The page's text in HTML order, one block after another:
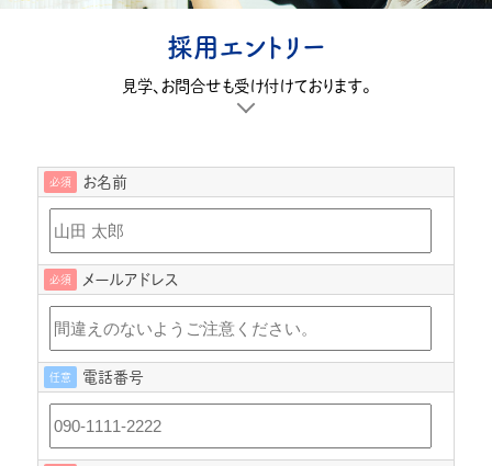
採用エントリー
見学、お問合せも受け付けております。
必須 お名前
必須 メールアドレス
任意 電話番号